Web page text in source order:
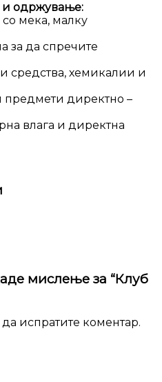
и одржување:
со мека, малку
за да спречите
средства, хемикалии и
предмети директно –
влага и директна
мислење за “Клуб
да испратите коментар.